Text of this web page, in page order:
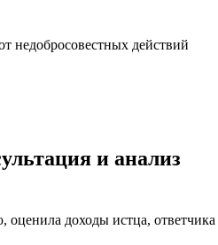
недобросовестных действий
и анализ
оценила доходы истца, ответчика